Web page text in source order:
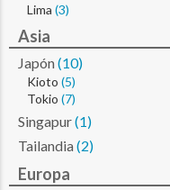
Lima (3)
Asia
Japón (10)
Kioto (5)
Tokio (7)
Singapur(1)
Tailandia (2)
Europa